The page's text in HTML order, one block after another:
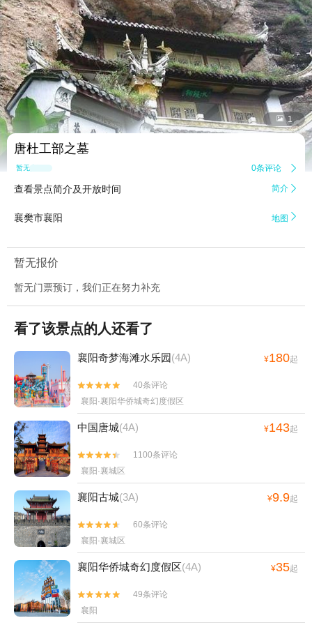
 1
唐杜工部之墓
暂无点评 0条评论 
查看景点简介及开放时间 简介 
襄樊市襄阳 地图 
暂无报价
暂无门票预订，我们正在努力补充
看了该景点的人还看了
襄阳奇梦海滩水乐园(4A) ¥180起


40条评论
襄阳·襄阳华侨城奇幻度假区
中国唐城(4A) ¥143起


1100条评论
襄阳·襄城区
襄阳古城(3A) ¥9.9起


60条评论
襄阳·襄城区
襄阳华侨城奇幻度假区(4A) ¥35起


49条评论
襄阳
